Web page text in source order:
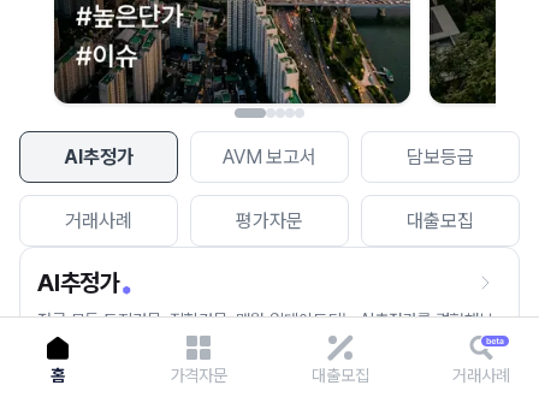
AI추정가 AVM 보고서 담보등급
거래사례 평가자문 대출모집
AI추정가
전국 모든 토지건물, 집합건물, 매월 업데이트되는 AI추정가를 경험해보
세요.
홈 가격자문 대출모집 거래사례